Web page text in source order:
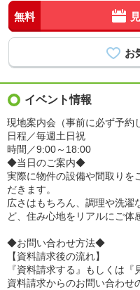
無料
イベント情報
現地案内会（事前に必ず予約
日程／毎週土日祝
時間／9:00～18:00
◆当日のご案内◆
実際に物件の設備や間取りを
だきます。
広さはもちろん、調理や洗濯
ど、住み心地をリアルにご体
◆お問い合わせ方法◆
【資料請求後の流れ】
『資料請求する』もしくは『
資料請求からのお問い合わせ